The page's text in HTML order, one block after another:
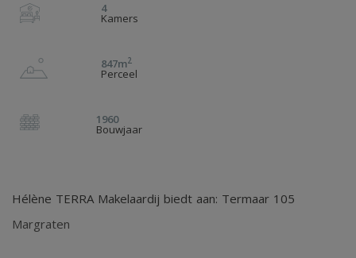
4
Kamers
847m2
Perceel
1960
Bouwjaar
Hélène TERRA Makelaardij biedt aan: Termaar 105
Margraten